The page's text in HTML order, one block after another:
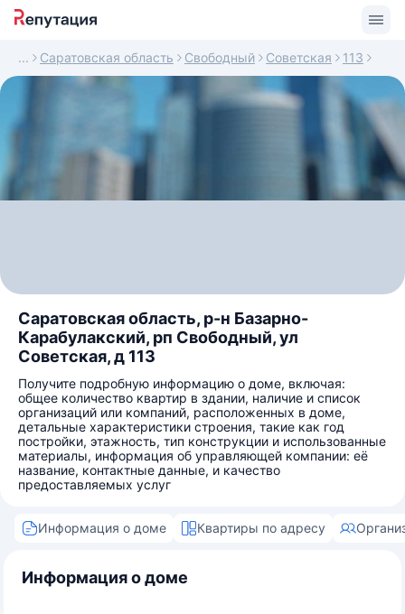
Саратовская область Свободный Советская 113
Саратовская область, р-н Базарно-
Карабулакский, рп Свободный, ул
Советская, д 113
Получите подробную информацию о доме, включая:
общее количество квартир в здании, наличие и список
организаций или компаний, расположенных в доме,
детальные характеристики строения, такие как год
постройки, этажность, тип конструкции и использованные
материалы, информация об управляющей компании: её
название, контактные данные, и качество
предоставляемых услуг
Информация о доме Квартиры по адресу
Информация о доме